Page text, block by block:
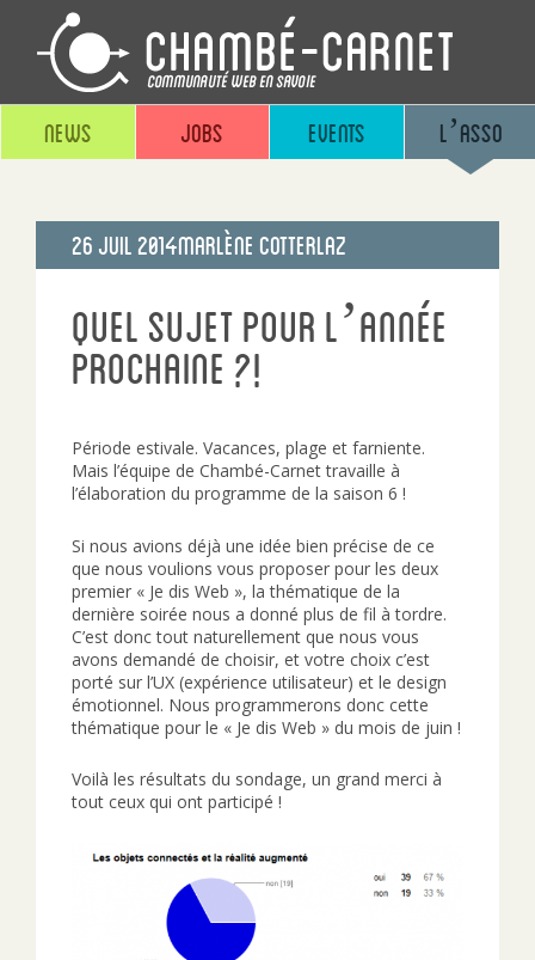
News Jobs Events L’asso
Publié
26 Juil 2014Marlène Cotterlaz
Quel sujet pour l’année
prochaine ?!
Période estivale. Vacances, plage et farniente.
Mais l’équipe de Chambé-Carnet travaille à
l’élaboration du programme de la saison 6 !
Si nous avions déjà une idée bien précise de ce
que nous voulions vous proposer pour les deux
premier « Je dis Web », la thématique de la
dernière soirée nous a donné plus de fil à tordre.
C’est donc tout naturellement que nous vous
avons demandé de choisir, et votre choix c’est
porté sur l’UX (expérience utilisateur) et le design
émotionnel. Nous programmerons donc cette
thématique pour le « Je dis Web » du mois de juin !
Voilà les résultats du sondage, un grand merci à
tout ceux qui ont participé !